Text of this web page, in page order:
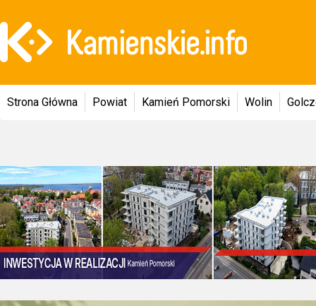
Strona Główna Powiat Kamień Pomorski Wolin